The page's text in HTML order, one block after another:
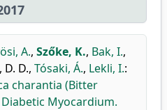
A., Szőke, K., Bak, I.,
D. D., Tósaki, Á., Lekli, I.:
charantia (Bitter
Myocardium.